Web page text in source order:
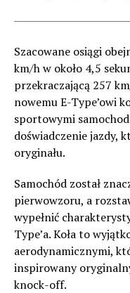
Szacowane osiągi
km/h w około 4,5
przekraczającą 257
nowemu E-Type’owi
sportowymi
doświadczenie jazdy,
oryginału.
Samochód został
pierwowzoru, a
wypełnić
Type’a. Koła to
aerodynamicznymi,
inspirowany
knock-off.